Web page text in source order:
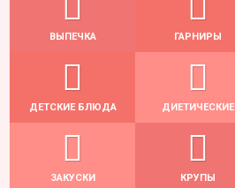
ВЫПЕЧКА ГАРНИРЫ
ДЕТСКИЕ БЛЮДА ДИЕТИЧЕСКИЕ
ЗАКУСКИ КРУПЫ